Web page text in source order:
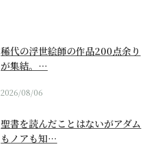
稀代の浮世絵師の作品200点余り
が集結。…
2026/08/06
聖書を読んだことはないがアダム
もノアも知…